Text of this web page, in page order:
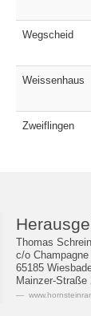
Wegscheid
Weissenhaus
Zweiflingen
Thomas
c/o
65185
Mainzer-Straße